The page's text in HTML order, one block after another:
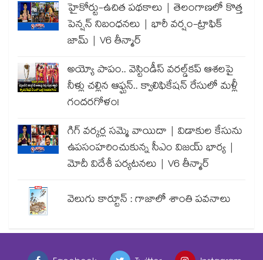
హైకోర్టు-ఉచిత పథకాలు | తెలంగాణలో కొత్త
పెన్షన్ నిబంధనలు | భారీ వర్షం-ట్రాఫిక్
జామ్ | V6 తీన్మార్
అయ్యో పాపం.. వెస్టిండీస్ వరల్డ్‌కప్ ఆశలపై
నీళ్లు చల్లిన ఆఫ్ఘన్.. క్వాలిఫికేషన్ రేసులో మళ్లీ
గందరగోళం!
గిగ్ వర్కర్ల సమ్మె వాయిదా | విడాకుల కేసును
ఉపసంహరించుకున్న సీఎం విజయ్ భార్య |
మోదీ విదేశీ పర్యటనలు | V6 తీన్మార్
వెలుగు కార్టూన్ : గాజాలో శాంతి పవనాలు